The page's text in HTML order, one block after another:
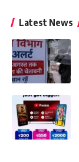
Latest News